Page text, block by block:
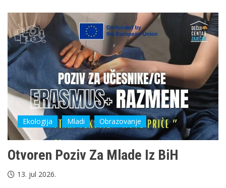
Ekologija Mladi Obrazovanje
Otvoren Poziv Za Mlade Iz BiH
13. jul 2026.